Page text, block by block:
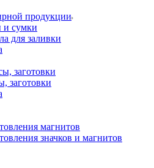
продукции
и сумки
для заливки
заготовки
заготовки
магнитов
значков и магнитов